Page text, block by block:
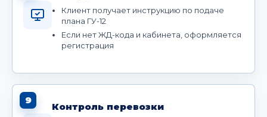
Клиент получает инструкцию по подаче
плана ГУ-12
Если нет ЖД-кода и кабинета, оформляется
регистрация
9
Контроль перевозки